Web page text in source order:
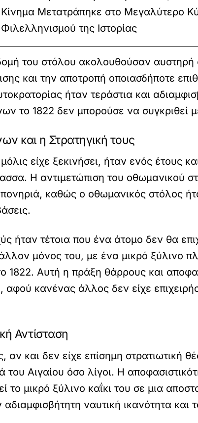
Κίνημα Μετατράπηκε στο Μεγαλύτερο
Φιλελληνισμού της Ιστορίας
του στόλου ακολουθούσαν
και την αποτροπή οποιασδήποτε
ήταν τεράστια και
το 1822 δεν μπορούσε να συγκριθεί
και η Στρατηγική τους
είχε ξεκινήσει, ήταν ενός έτους
Η αντιμετώπιση του οθωμανικού
καθώς ο οθωμανικός στόλος
ήταν τέτοια που ένα άτομο δεν θα
μόνος του, με ένα μικρό ξύλινο
1822. Αυτή η πράξη θάρρους και
αφού κανένας άλλος δεν είχε
Αντίσταση
αν και δεν είχε επίσημη στρατιωτική
του Αιγαίου όσο λίγοι. Η
το μικρό ξύλινο καΐκι του σε μια
ναυτική ικανότητα και